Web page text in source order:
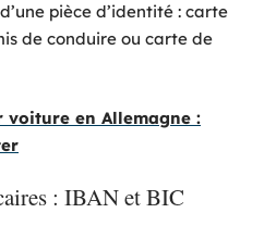
pièce d’identité : carte
de conduire ou carte de
voiture en Allemagne :
: IBAN et BIC